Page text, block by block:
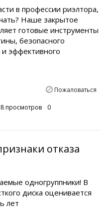
в профессии риэлтора,
Наше закрытое
готовые инструменты
безопасного
эффективного
Пожаловаться
просмотров 0
отказа
одногруппники! В
диска оценивается
лет